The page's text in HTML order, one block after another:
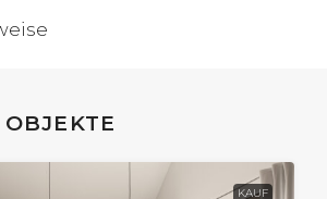
KAUF